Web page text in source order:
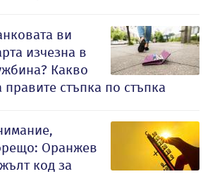
ви
изчезна в
Какво
правите стъпка по стъпка
Оранжев
код за